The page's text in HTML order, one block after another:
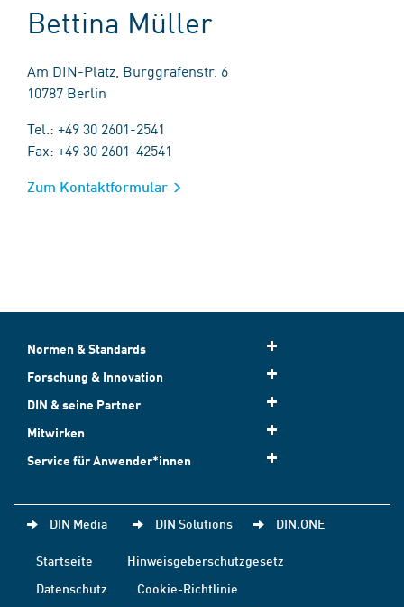
Bettina Müller
Am DIN-Platz, Burggrafenstr. 6
10787 Berlin
Tel.: +49 30 2601-2541
Fax: +49 30 2601-42541
Zum Kontaktformular
Normen & Standards
Forschung & Innovation
DIN & seine Partner
Mitwirken
Service für Anwender*innen
DIN Media DIN Solutions DIN.ONE
Startseite
Hinweisgeberschutzgesetz
Datenschutz
Cookie-Richtlinie